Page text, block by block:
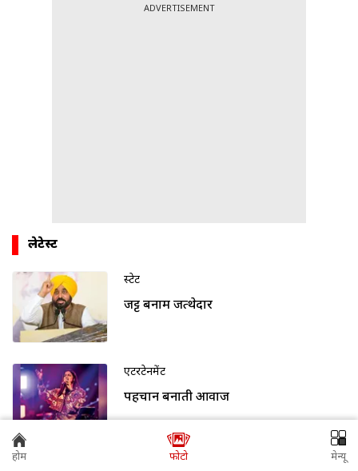
ADVERTISEMENT
लेटेस्ट
स्टेट
जट्ट बनाम जत्थेदार
एंटरटेनमेंट
पहचान बनाती आवाज
होम फोटो मेन्यू